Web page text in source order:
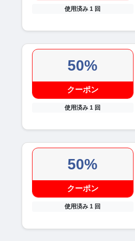
使用済み 1 回
50%
クーポン
使用済み 1 回
50%
クーポン
使用済み 1 回